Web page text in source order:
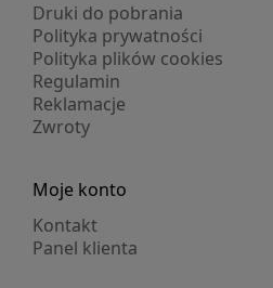
Druki do pobrania
Polityka prywatności
Polityka plików cookies
Regulamin
Reklamacje
Zwroty
Moje konto
Kontakt
Panel klienta